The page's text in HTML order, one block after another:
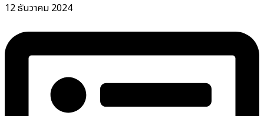
12 ธันวาคม 2024